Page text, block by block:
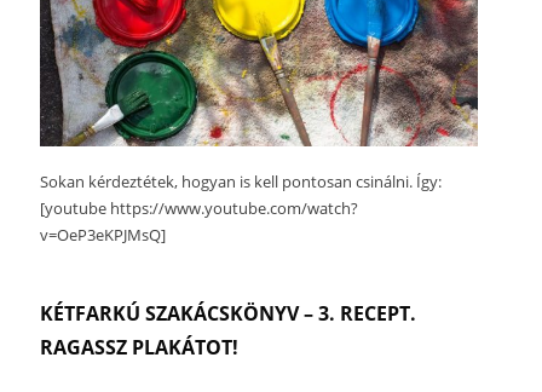
Sokan kérdeztétek, hogyan is kell pontosan csinálni. Így:
[youtube https://www.youtube.com/watch?
v=OeP3eKPJMsQ]
KÉTFARKÚ SZAKÁCSKÖNYV – 3. RECEPT.
RAGASSZ PLAKÁTOT!